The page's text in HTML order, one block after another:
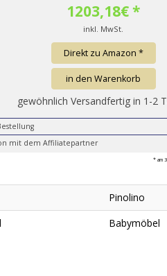
1203,18€ *
inkl. MwSt.
Direkt zu Amazon *
in den Warenkorb
gewöhnlich Versandfertig in 1-2
mit dem Affiliatepartner
* am
Pinolino
Babymöbel